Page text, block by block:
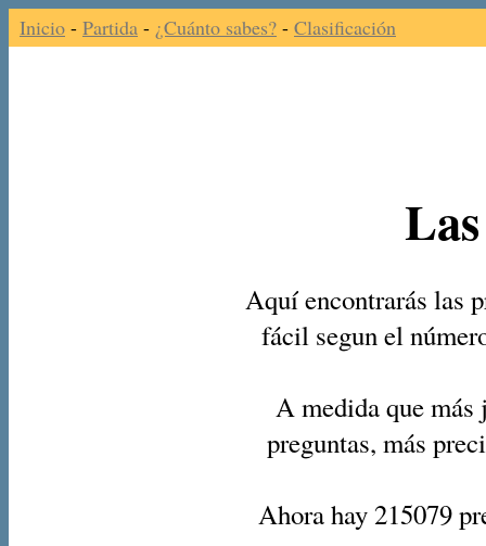
Inicio - Partida - ¿Cuánto sabes? - Clasificación
Aquí encontrarás las
fácil segun el
A medida que más
preguntas, más
Ahora hay 215079